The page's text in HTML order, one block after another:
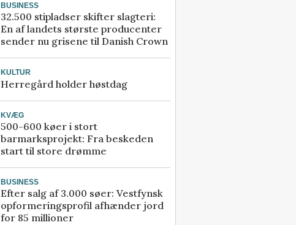
BUSINESS
32.500 stipladser skifter slagteri:
En af landets største producenter
sender nu grisene til Danish Crown
KULTUR
Herregård holder høstdag
KVÆG
500-600 køer i stort
barmarksprojekt: Fra beskeden
start til store drømme
BUSINESS
Efter salg af 3.000 søer: Vestfynsk
opformeringsprofil afhænder jord
for 85 millioner